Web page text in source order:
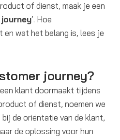
of dienst, maak je een
’. Hoe
en wat het belang is, lees je
journey?
klant doormaakt tijdens
of dienst, noemen we
de oriëntatie van de klant,
de oplossing voor hun